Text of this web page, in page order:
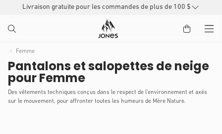
Livraison gratuite pour les commandes de plus de 100 $
Femme
Pantalons et salopettes de neige
pour Femme
Des vêtements techniques conçus dans le respect de l'environnement et axés
sur le mouvement, pour affronter toutes les humeurs de Mère Nature.